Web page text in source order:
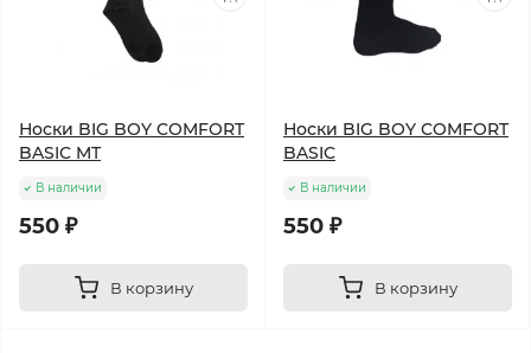
Носки BIG BOY COMFORT
BASIC MT
В наличии
550 ₽
В корзину
Носки BIG BOY COMFORT
BASIC
В наличии
550 ₽
В корзину